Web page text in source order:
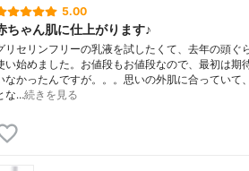
5.00
ちゃん肌に仕上がります♪
リセリンフリーの乳液を試したくて、去年の頭ぐ
い始めました。お値段もお値段なので、最初は期
なかったんですが。。。思いの外肌に合っていて
な…続きを見る